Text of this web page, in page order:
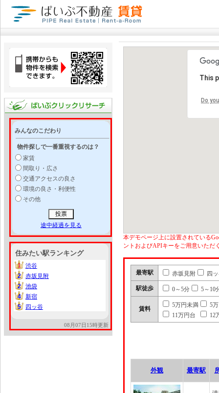
みんなのこだわり
物件探しで一番重視するのは？
家賃
間取り・広さ
交通アクセスの良さ
環境の良さ・利便性
その他
途中経過を見る
住みたい駅ランキング
1
1
渋谷
2
2
赤坂見附
2
2
池袋
4
4
新宿
5
5 四ッ谷
08月07日15時更新
This
Do
本デモページ上に設置されている
ントおよびAPIキーをご用意いただ
最寄駅 赤坂見附 四
駅徒歩 0～5分 5～10
賃料
5万円未満
5
11万円台
12
外観 最寄駅